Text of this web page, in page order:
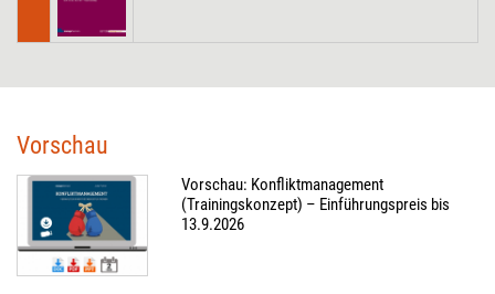
Vorschau
Vorschau: Konfliktmanagement
(Trainingskonzept) – Einführungspreis bis
13.9.2026